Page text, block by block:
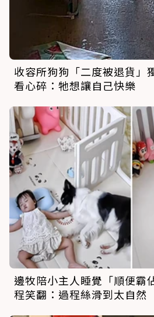
收容所狗狗「二度被退貨」
看心碎：牠想讓自己快樂
邊牧陪小主人睡覺「順便霸
程笑翻：過程絲滑到太自然